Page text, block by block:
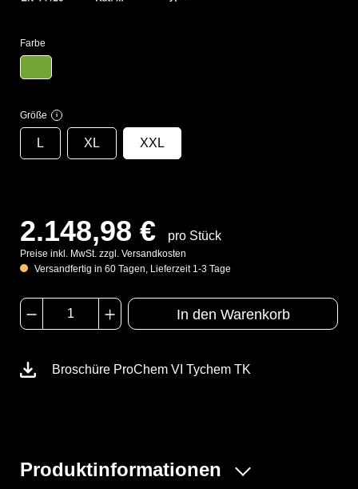
Farbe
Größe i
L XL XXL
2.148,98 € pro Stück
Preise inkl. MwSt. zzgl. Versandkosten
Versandfertig in 60 Tagen, Lieferzeit 1-3 Tage
In den Warenkorb
Broschüre ProChem VI Tychem TK
Produktinformationen